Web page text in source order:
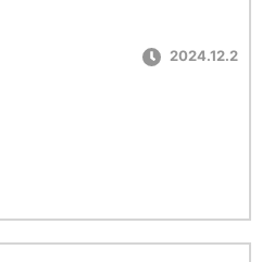
2024.12.2